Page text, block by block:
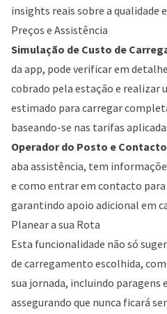
insights reais sobre a qualidade
Preços e Assistência
Simulação de Custo de
da app, pode verificar em
cobrado pela estação e realizar
estimado para carregar
baseando-se nas tarifas
Operador do Posto e
aba assistência, tem
e como entrar em contacto
garantindo apoio adicional em
Planear a sua Rota
Esta funcionalidade não só
de carregamento escolhida,
sua jornada, incluindo paragens
assegurando que nunca ficará